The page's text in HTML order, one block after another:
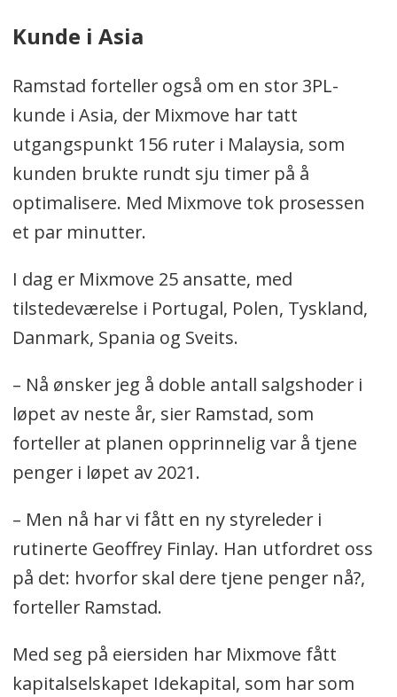
Kunde i Asia
Ramstad forteller også om en stor 3PL-
kunde i Asia, der Mixmove har tatt
utgangspunkt 156 ruter i Malaysia, som
kunden brukte rundt sju timer på å
optimalisere. Med Mixmove tok prosessen
et par minutter.
I dag er Mixmove 25 ansatte, med
tilstedeværelse i Portugal, Polen, Tyskland,
Danmark, Spania og Sveits.
– Nå ønsker jeg å doble antall salgshoder i
løpet av neste år, sier Ramstad, som
forteller at planen opprinnelig var å tjene
penger i løpet av 2021.
– Men nå har vi fått en ny styreleder i
rutinerte Geoffrey Finlay. Han utfordret oss
på det: hvorfor skal dere tjene penger nå?,
forteller Ramstad.
Med seg på eiersiden har Mixmove fått
kapitalselskapet Idekapital, som har som